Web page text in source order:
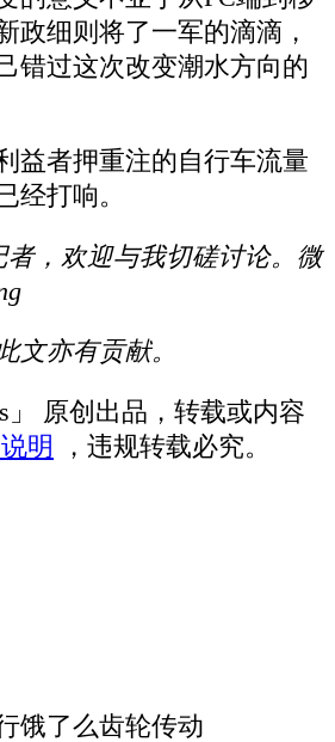
政细则将了一军的滴滴，
错过这次改变潮水方向的
益者押重注的自行车流量
经打响。
者，欢迎与我切磋讨论。微
文亦有贡献。
」 原创出品，转载或内容
明 ，违规转载必究。
饿了么齿轮传动